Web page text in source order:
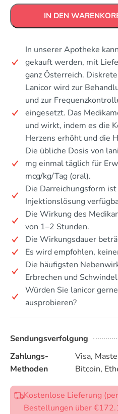
IN DEN
In unserer Apotheke
gekauft werden, mit
ganz Österreich.
Lanicor wird zur
und zur
eingesetzt. Das
und wirkt, indem es die
Herzens erhöht und die
Die übliche Dosis von
mg einmal täglich für
mcg/kg/Tag (oral).
Die Darreichungsform
Injektionslösung
Die Wirkung des
von 1–2 Stunden.
Die Wirkungsdauer
Es wird empfohlen,
Die häufigsten
Erbrechen und
Würden Sie lanicor
ausprobieren?
Sendungsverfolgung
Zahlungs-
Methoden
Visa,
Bitcoin,
Kostenlose Lieferung
Bestellungen über